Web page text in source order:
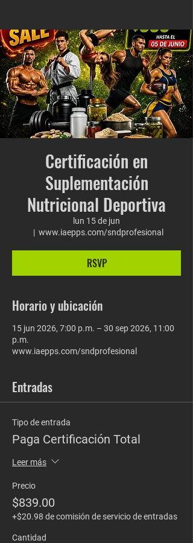
Certificación en
Suplementación
Nutricional Deportiva
lun 15 de jun
  |
www.iaepps.com/sndprofesional
RSVP
Horario y ubicación
15 jun 2026, 7:00 p.m. – 30 sep 2026, 11:00
p.m.
www.iaepps.com/sndprofesional
Entradas
Tipo de entrada
Paga Certificación Total
Leer más
Precio
$839.00
+$20.98 de comisión de servicio de entradas
Cantidad